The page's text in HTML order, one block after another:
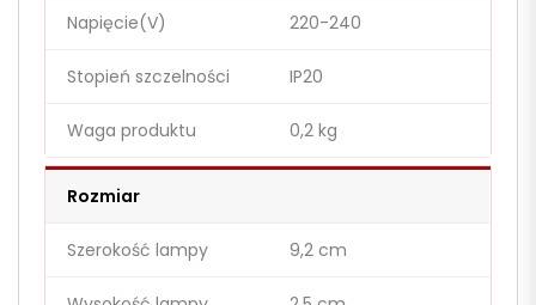
Napięcie(V) 220-240
Stopień szczelności IP20
Waga produktu 0,2 kg
Rozmiar
Szerokość lampy 9,2 cm